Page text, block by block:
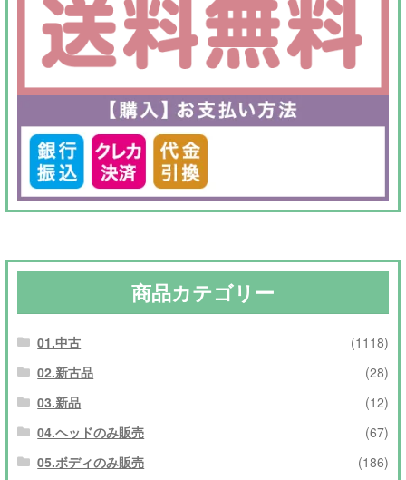
商品カテゴリー
01.中古
(1118)
02.新古品
(28)
03.新品
(12)
04.ヘッドのみ販売
(67)
05.ボディのみ販売
(186)